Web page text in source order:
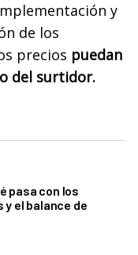
y
de los
precios puedan
del surtidor.
pasa con los
el balance de